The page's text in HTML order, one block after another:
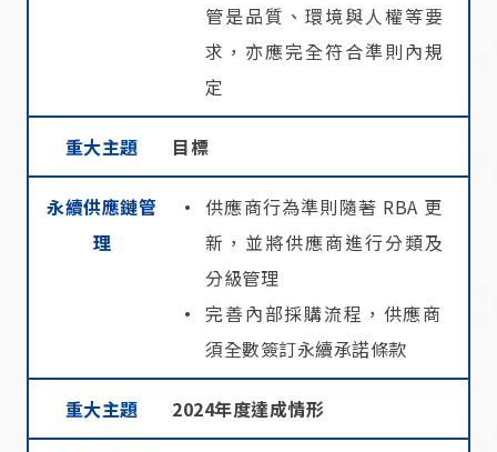
管是品質、環境與人權等要
求，亦應完全符合準則內規
定
重大主題 目標
永續供應鏈管
理
供應商行為準則隨著 RBA 更
新，並將供應商進行分類及
分級管理
完善內部採購流程，供應商
須全數簽訂永續承諾條款
重大主題 2024年度達成情形